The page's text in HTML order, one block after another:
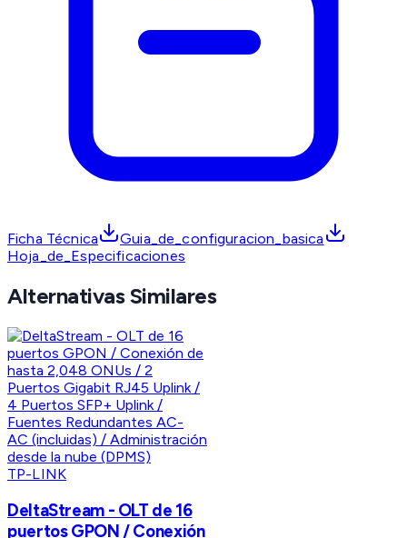
Ficha Técnica
Guia_de_configuracion_basica
Hoja_de_Especificaciones
Alternativas Similares
TP-LINK
DeltaStream - OLT de 16
puertos GPON / Conexión